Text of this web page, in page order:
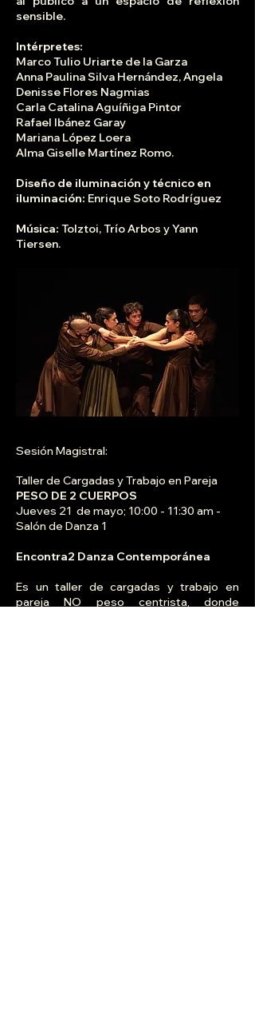
sensible.
Intérpretes:
Marco Tulio Uriarte de la Garza
Anna Paulina Silva Hernández, Angela
Denisse Flores Nagmias
Carla Catalina Aguíñiga Pintor
Rafael Ibánez Garay
Mariana López Loera
Alma Giselle Martínez Romo.
Diseño de iluminación y técnico en
iluminación: Enrique Soto Rodríguez
Música: Tolztoi, Trío Arbos y Yann
Tiersen.
Sesión Magistral:
Taller de Cargadas y Trabajo en Pareja
PESO DE 2 CUERPOS
Jueves 21 de mayo; 10:00 - 11:30 am -
Salón de Danza 1
Encontra2 Danza Contemporánea
Es un taller de cargadas y trabajo en
pareja NO peso centrista, donde